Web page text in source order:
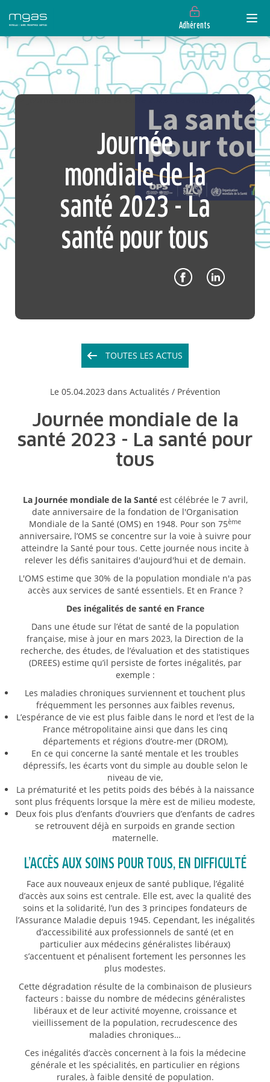
Adhérents
Journée
mondiale de la
santé 2023 - La
santé pour tous
TOUTES LES ACTUS
Le 05.04.2023 dans Actualités / Prévention
Journée mondiale de la
santé 2023 - La santé pour
tous
La Journée mondiale de la Santéest célébrée le 7 avril,
date anniversaire de la fondation de l'Organisation
Mondiale de la Santé (OMS) en 1948. Pour son 75ème
anniversaire, l’OMS se concentre sur la voie à suivre pour
atteindre la Santé pour tous. Cette journée nous incite à
relever les défis sanitaires d'aujourd'hui et de demain.
L'OMS estime que 30% de la population mondiale n'a pas
accès aux services de santé essentiels. Et en France ?
Des inégalités de santé en France
Dans une étude sur l’état de santé de la population
française, mise à jour en mars 2023, la Direction de la
recherche, des études, de l’évaluation et des statistiques
(DREES) estime qu’il persiste de fortes inégalités, par
exemple :
Les maladies chroniques surviennent et touchent plus
fréquemment les personnes aux faibles revenus,
L’espérance de vie est plus faible dans le nord et l’est de la
France métropolitaine ainsi que dans les cinq
départements et régions d’outre-mer (DROM),
En ce qui concerne la santé mentale et les troubles
dépressifs, les écarts vont du simple au double selon le
niveau de vie,
La prématurité et les petits poids des bébés à la naissance
sont plus fréquents lorsque la mère est de milieu modeste,
Deux fois plus d’enfants d’ouvriers que d’enfants de cadres
se retrouvent déjà en surpoids en grande section
maternelle.
L’ACCÈS AUX SOINS POUR TOUS, EN DIFFICULTÉ
Face aux nouveaux enjeux de santé publique, l’égalité
d’accès aux soins est centrale. Elle est, avec la qualité des
soins et la solidarité, l’un des 3 principes fondateurs de
l’Assurance Maladie depuis 1945. Cependant, les inégalités
d’accessibilité aux professionnels de santé (et en
particulier aux médecins généralistes libéraux)
s’accentuent et pénalisent fortement les personnes les
plus modestes.
Cette dégradation résulte de la combinaison de plusieurs
facteurs : baisse du nombre de médecins généralistes
libéraux et de leur activité moyenne, croissance et
vieillissement de la population, recrudescence des
maladies chroniques…
Ces inégalités d’accès concernent à la fois la médecine
générale et les spécialités, en particulier en régions
rurales, à faible densité de population.